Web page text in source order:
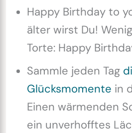
Happy Birthday to
älter wirst Du!
Torte: Happy
Sammle jeden Tag
Glücksmomente in
Einen wärmenden
ein unverhofftes